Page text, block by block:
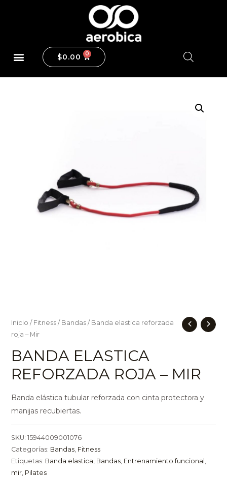
$0.00
Inicio / Fitness/ Bandas/ Banda elastica reforzada
roja – Mir
BANDA ELASTICA
REFORZADA ROJA – MIR
Banda elástica tubular reforzada con cinta protectora y
manijas recubiertas.
SKU: 15944009001076
Categorías: Bandas, Fitness
Etiquetas: Banda elastica Bandas, Entrenamiento funcional
mir, Pilates